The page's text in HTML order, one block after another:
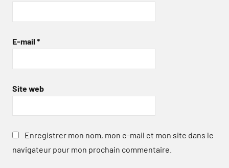
E-mail *
Site web
Enregistrer mon nom, mon e-mail et mon site dans le
navigateur pour mon prochain commentaire.